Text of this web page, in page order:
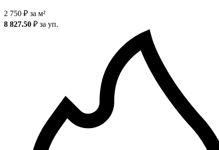
2 750 ₽ за м²
8 827.50 ₽ за уп.